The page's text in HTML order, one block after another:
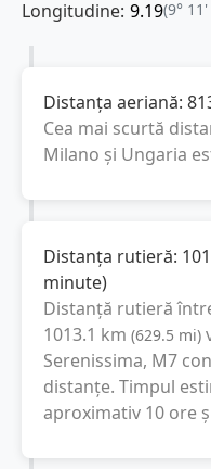
Longitudine: 9.19(9°
Distanța aeriană:
Cea mai scurtă
Milano și Ungaria
Distanța rutieră:
minute)
Distanță rutieră
1013.1 km (629.5 mi)
Serenissima, M7
distanțe. Timpul
aproximativ 10 ore